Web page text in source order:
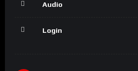
Audio
Login